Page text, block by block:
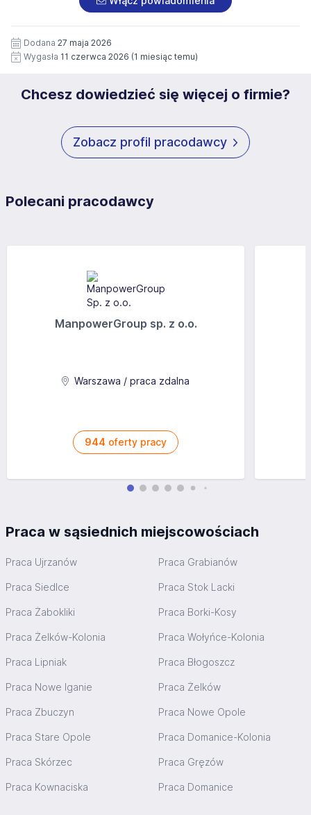
siedziby administratora.
https://www.workprofit.pl/klauzula-informacyjna.html
wizerunku), na potrzeby przyszłych rekrutacji przez okres
12 miesięcy. Zgoda jest dobrowolna i może być w każdym
czasie wycofana.
Dodana 27 maja 2026
Wygasła 11 czerwca 2026 (1 miesiąc temu)
Chcesz dowiedzieć się więcej o firmie?
Zobacz profil pracodawcy
Polecani pracodawcy
ManpowerGroup sp. z o.o.
Warszawa / praca zdalna
944 oferty pracy
Praca w sąsiednich miejscowościach
Praca Ujrzanów Praca Grabianów
Praca Siedlce Praca Stok Lacki
Praca Żabokliki Praca Borki-Kosy
Praca Żelków-Kolonia Praca Wołyńce-Kolonia
Praca Lipniak Praca Błogoszcz
Praca Nowe Iganie Praca Żelków
Praca Zbuczyn Praca Nowe Opole
Praca Stare Opole Praca Domanice-Kolonia
Praca Skórzec Praca Gręzów
Praca Kownaciska Praca Domanice